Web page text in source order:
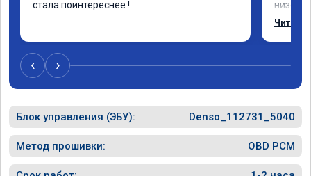
стала поинтереснее !
низов,
Расход
Читать
‹ ›
Блок управления (ЭБУ): Denso_112731_5040
Метод прошивки: OBD PCM